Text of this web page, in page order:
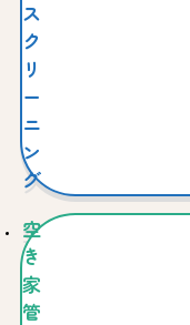
ス
ク
リ
ー
ニ
ン
グ
空
き
家
管